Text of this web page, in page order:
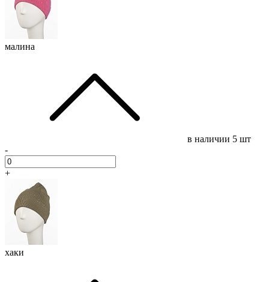
малина
в наличии 5 шт
-
+
хаки